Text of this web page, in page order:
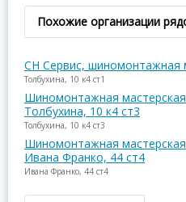
Похожие организации
СН Сервис, шиномонтажная
Толбухина, 10 к4 ст1
Шиномонтажная мастерская
Толбухина, 10 к4 ст3
Толбухина, 10 к4 ст3
Шиномонтажная мастерская
Ивана Франко, 44 ст4
Ивана Франко, 44 ст4